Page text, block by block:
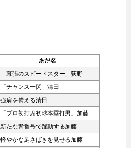
あだ名
「幕張のスピードスター」荻野
「チャンス一閃」清田
強肩を備える清田
「プロ初打席初球本塁打男」加藤
新たな背番号で躍動する加藤
軽やかな足さばきを見せる加藤